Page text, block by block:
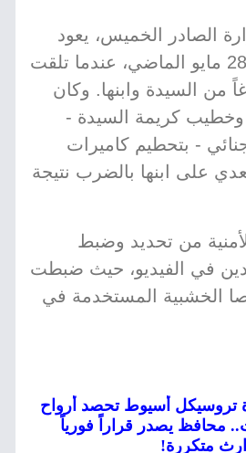
الصادر الخميس، يعود
أصل الواقعة إلى 28 مايو الماضي، عندما تلقت
من السيدة وابنها. وكان
وخطيب كريمة السيدة -
- بتحطيم كاميرات
على ابنها بالضرب نتيجة
من تحديد وضبط
في الفيديو، حيث ضبطت
الخشبية المستخدمة في
تروسيكل أسيوط تحصد أرواح
محافظ يصدر قراراً فورياً
متكررة!